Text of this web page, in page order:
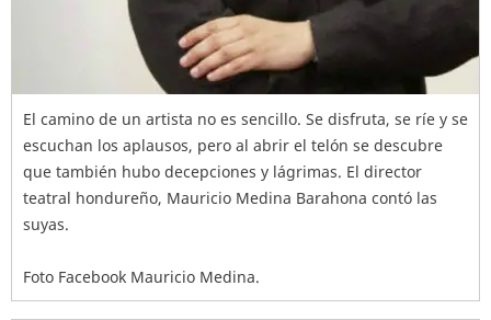
El camino de un artista no es sencillo. Se disfruta, se ríe y se
escuchan los aplausos, pero al abrir el telón se descubre
que también hubo decepciones y lágrimas. El director
teatral hondureño, Mauricio Medina Barahona contó las
suyas.
Foto Facebook Mauricio Medina.